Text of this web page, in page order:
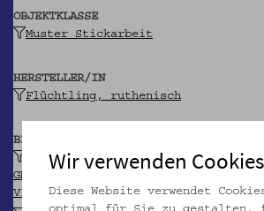
OBJEKTKLASSE
Muster Stickarbeit
HERSTELLER/IN
Flüchtling, ruthenisch
BEITRAGENDE/R
k.k. Ministerium des Innern
GND
VIAF
Wir verwenden Cookies
Diese Website verwendet
optimal für Sie zu gestalten,